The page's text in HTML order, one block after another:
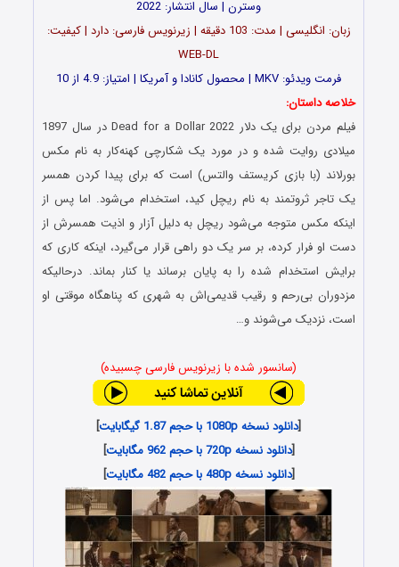
وسترن | سال انتشار: 2022
زبان: انگلیسی | مدت‌: 103 دقیقه | زیرنویس فارسی: دارد | کیفیت:
WEB-DL
فرمت ویدئو: MKV | محصول کانادا و آمریکا | امتیاز: 4.9 از 10
خلاصه داستان:
فیلم مردن برای یک دلار Dead for a Dollar 2022 در سال 1897
میلادی روایت شده و در مورد یک شکارچی کهنه‌کار به نام مکس
بورلاند (با بازی کریستف والتس) است که برای پیدا کردن همسر
یک تاجر ثروتمند به نام ریچل کید، استخدام می‌شود. اما پس از
اینکه مکس متوجه می‌شود ریچل به دلیل آزار و اذیت همسرش از
دست او فرار کرده، بر سر یک دو راهی قرار می‌گیرد، اینکه کاری که
برایش استخدام شده را به پایان برساند یا کنار بماند. درحالیکه
مزدوران بی‌رحم و رقیب قدیمی‌اش به شهری که پناهگاه موقتی او
است، نزدیک می‌شوند و…
(سانسور شده با زیرنویس فارسی چسبیده)
[دانلود نسخه 1080p با حجم 1.87 گیگابایت
]
[دانلود نسخه 720p با حجم 962 مگابایت
]
[دانلود نسخه 480p با حجم 482 مگابایت ]